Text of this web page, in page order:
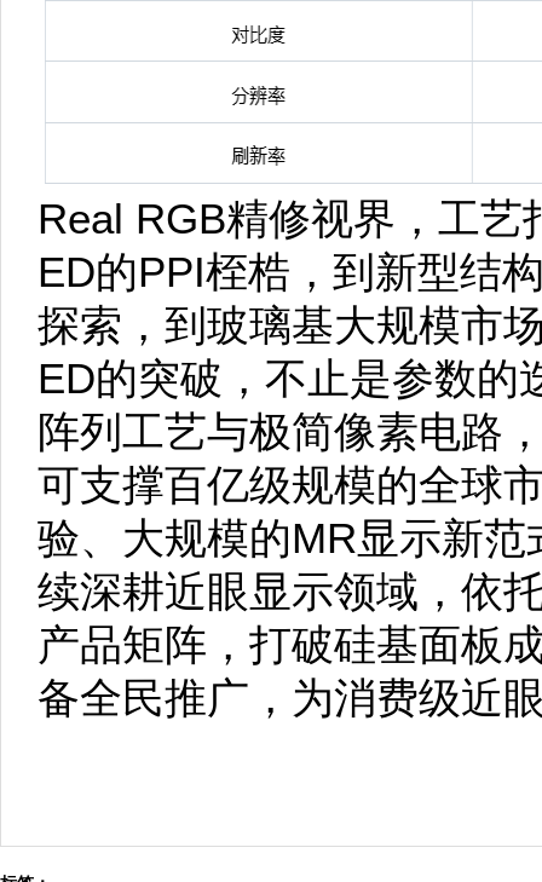
Real RGB精修视界，工
ED的PPI桎梏，到新型结
探索，到玻璃基大规模市
ED的突破，不止是参数的
阵列工艺与极简像素电路
可支撑百亿级规模的全球
验、大规模的MR显示新
续深耕近眼显示领域，依
产品矩阵，打破硅基面板
备全民推广，为消费级近